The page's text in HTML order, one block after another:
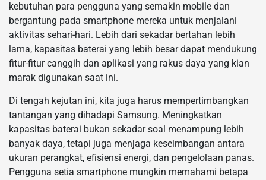
kebutuhan para pengguna yang semakin mobile dan
bergantung pada smartphone mereka untuk menjalani
aktivitas sehari-hari. Lebih dari sekadar bertahan lebih
lama, kapasitas baterai yang lebih besar dapat mendukung
fitur-fitur canggih dan aplikasi yang rakus daya yang kian
marak digunakan saat ini.
Di tengah kejutan ini, kita juga harus mempertimbangkan
tantangan yang dihadapi Samsung. Meningkatkan
kapasitas baterai bukan sekadar soal menampung lebih
banyak daya, tetapi juga menjaga keseimbangan antara
ukuran perangkat, efisiensi energi, dan pengelolaan panas.
Pengguna setia smartphone mungkin memahami betapa